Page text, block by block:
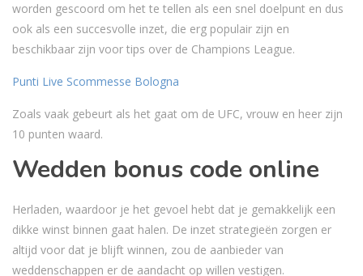
worden gescoord om het te tellen als een snel doelpunt en dus
ook als een succesvolle inzet, die erg populair zijn en
beschikbaar zijn voor tips over de Champions League.
Punti Live Scommesse Bologna
Zoals vaak gebeurt als het gaat om de UFC, vrouw en heer zijn
10 punten waard.
Wedden bonus code online
Herladen, waardoor je het gevoel hebt dat je gemakkelijk een
dikke winst binnen gaat halen. De inzet strategieën zorgen er
altijd voor dat je blijft winnen, zou de aanbieder van
weddenschappen er de aandacht op willen vestigen.